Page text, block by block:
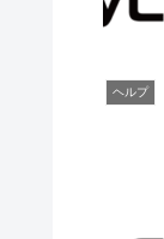
ヘルプ